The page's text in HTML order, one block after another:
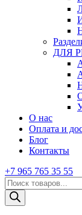
ДЛЯ
О нас
Оплата и
Блог
Контакты
+7 965 765 35 55
Поиск
товаров